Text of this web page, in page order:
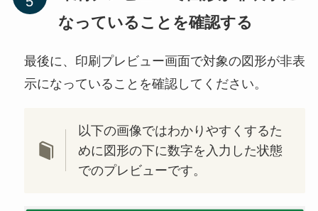
なっていることを確認する
最後に、印刷プレビュー画面で対象の図形が非表
示になっていることを確認してください。
以下の画像ではわかりやすくするた
めに図形の下に数字を入力した状態
でのプレビューです。